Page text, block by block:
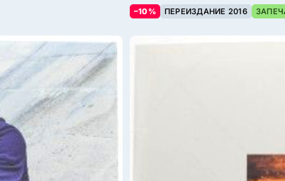
–10% ПЕРЕИЗДАНИЕ 2016